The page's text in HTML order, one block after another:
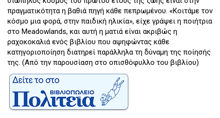
πραγματικότητα η βαθιά πηγή κάθε πεπρωμένου. «Κοιτάμε τον
κόσμο μια φορά, στην παιδική ηλικία», είχε γράψει η ποιήτρια
στο Meadowlands, και αυτή η ματιά είναι ακριβώς η
ραχοκοκαλιά ενός βιβλίου που αψηφώντας κάθε
κατηγοριοποίηση διατηρεί παράλληλα τη δύναμη της ποίησής
της. (Από την παρουσίαση στο οπισθόφυλλο του βιβλίου)